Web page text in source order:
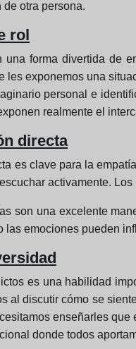
otra persona.
rol
una forma divertida de
les exponemos una
personal e
realmente el
directa
es clave para la
activamente.
son una excelente
las emociones pueden
es una habilidad
al discutir cómo se
enseñarles
donde todos